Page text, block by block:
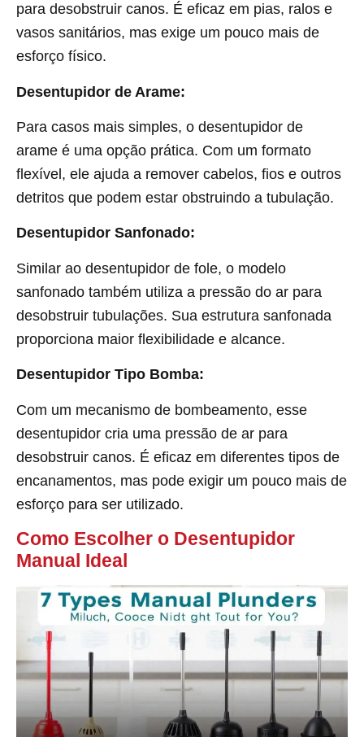
para desobstruir canos. É eficaz em pias, ralos e
vasos sanitários, mas exige um pouco mais de
esforço físico.
Desentupidor de Arame:
Para casos mais simples, o desentupidor de
arame é uma opção prática. Com um formato
flexível, ele ajuda a remover cabelos, fios e outros
detritos que podem estar obstruindo a tubulação.
Desentupidor Sanfonado:
Similar ao desentupidor de fole, o modelo
sanfonado também utiliza a pressão do ar para
desobstruir tubulações. Sua estrutura sanfonada
proporciona maior flexibilidade e alcance.
Desentupidor Tipo Bomba:
Com um mecanismo de bombeamento, esse
desentupidor cria uma pressão de ar para
desobstruir canos. É eficaz em diferentes tipos de
encanamentos, mas pode exigir um pouco mais de
esforço para ser utilizado.
Como Escolher o Desentupidor
Manual Ideal